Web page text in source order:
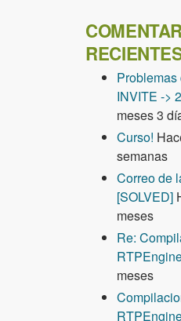
Problemas
INVITE ->
meses 3
Curso!
semanas
Correo de
[SOLVED]
meses
Re:
meses